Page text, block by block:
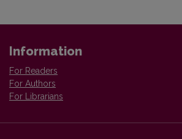
Information
For Readers
For Authors
For Librarians